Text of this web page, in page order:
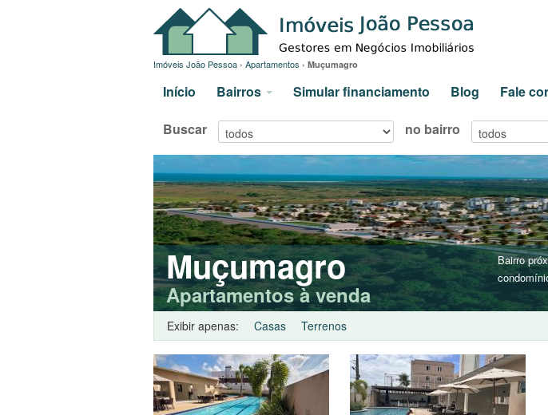
Imóveis João Pessoa › Apartamentos › Muçumagro
Início Bairros Simular financiamento Blog Fale
Buscar no bairro
Bairro
Muçumagro
Apartamentos à venda
Exibir apenas: Casas Terrenos